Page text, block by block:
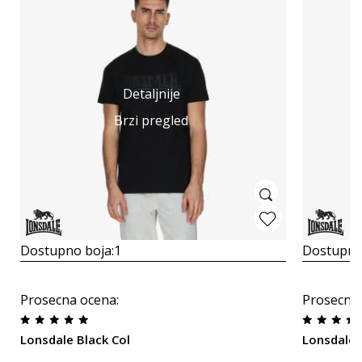
Detaljnije
Brzi pregled
Dostupno boja:1
Prosecna ocena:
Lonsdale Black Col Lonsdale